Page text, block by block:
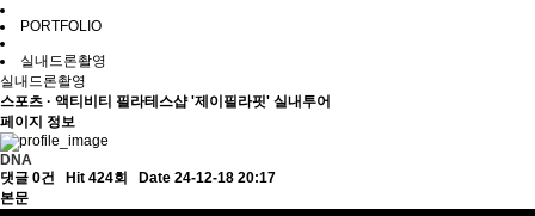
PORTFOLIO
실내드론촬영
실내드론촬영
스포츠 · 액티비티 필라테스샵 '제이필라핏' 실내투어
페이지 정보
DNA
댓글 0건
Hit 424회
Date 24-12-18 20:17
본문